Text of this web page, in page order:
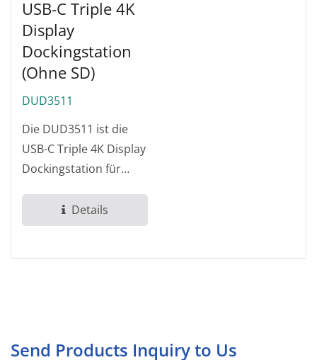
USB-C Triple 4K
Display
Dockingstation
(ohne SD)
DUD3511
Die DUD3511 ist die
USB-C Triple 4K Display
Dockingstation für
Produktivität...
Details